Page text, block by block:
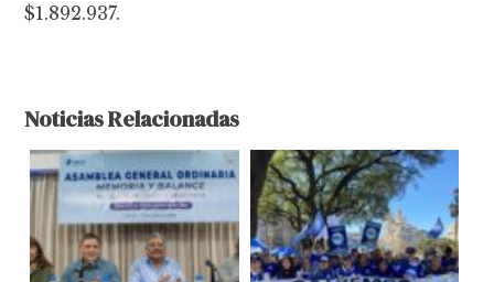
$1.892.937.
Noticias Relacionadas